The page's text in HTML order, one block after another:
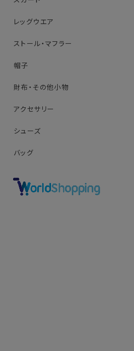
レッグウエア
ストール・マフラー
帽子
財布・その他小物
アクセサリー
シューズ
バッグ